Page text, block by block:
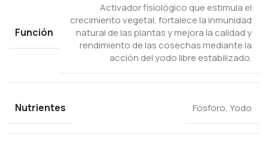
Función
Activador fisiológico que estimula el
crecimiento vegetal, fortalece la inmunidad
natural de las plantas y mejora la calidad y
rendimiento de las cosechas mediante la
acción del yodo libre estabilizado.
Nutrientes Fósforo, Yodo